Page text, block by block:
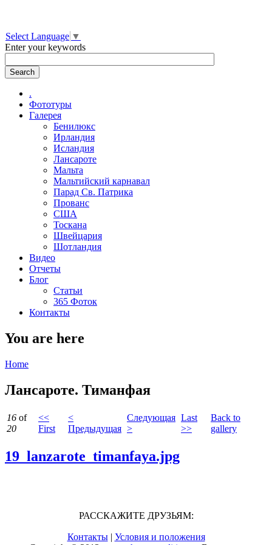
Select Language ▼
Enter your keywords
.
Фототуры
Галерея
Бенилюкс
Ирландия
Исландия
Лансароте
Мальта
Мальтийский карнавал
Парад Св. Патрика
Прованс
США
Тоскана
Швейцария
Шотландия
Видео
Отчеты
Блог
Статьи
365 Фоток
Контакты
You are here
Home
Лансароте. Тиманфая
16 of
20
<<
First
<
Предыдущая
Следующая
>
Last
>>
Back to
gallery
19_lanzarote_timanfaya.jpg
РАССКАЖИТЕ ДРУЗЬЯМ:
Контакты| Условия и положения